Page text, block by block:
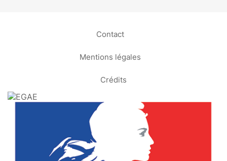
Contact
Mentions légales
Crédits